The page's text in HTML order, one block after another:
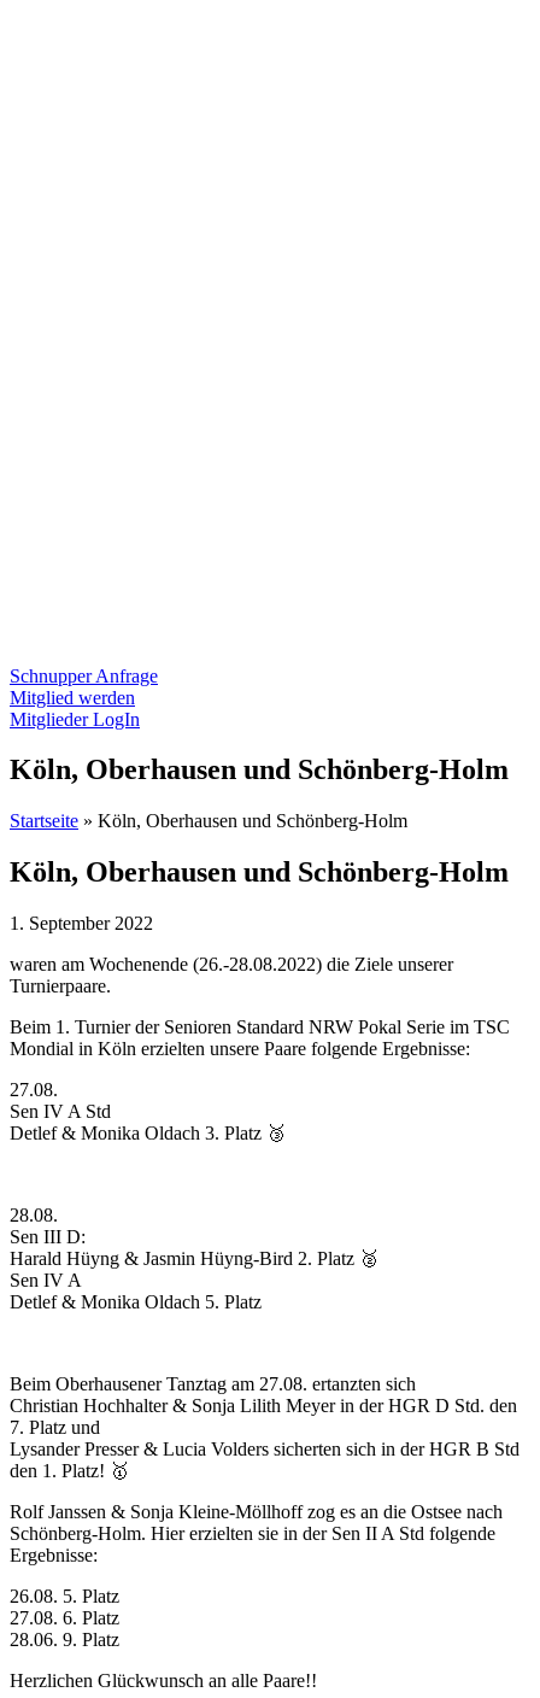
Schnupper Anfrage
Mitglied werden
Mitglieder LogIn
Köln, Oberhausen und Schönberg-Holm
Startseite » Köln, Oberhausen und Schönberg-Holm
Köln, Oberhausen und Schönberg-Holm
1. September 2022
waren am Wochenende (26.-28.08.2022) die Ziele unserer
Turnierpaare.
Beim 1. Turnier der Senioren Standard NRW Pokal Serie im TSC
Mondial in Köln erzielten unsere Paare folgende Ergebnisse:
27.08.
Sen IV A Std
Detlef & Monika Oldach 3. Platz 🥉
28.08.
Sen III D:
Harald Hüyng & Jasmin Hüyng-Bird 2. Platz 🥈
Sen IV A
Detlef & Monika Oldach 5. Platz
Beim Oberhausener Tanztag am 27.08. ertanzten sich
Christian Hochhalter & Sonja Lilith Meyer in der HGR D Std. den
7. Platz und
Lysander Presser & Lucia Volders sicherten sich in der HGR B Std
den 1. Platz! 🥇
Rolf Janssen & Sonja Kleine-Möllhoff zog es an die Ostsee nach
Schönberg-Holm. Hier erzielten sie in der Sen II A Std folgende
Ergebnisse:
26.08. 5. Platz
27.08. 6. Platz
28.06. 9. Platz
Herzlichen Glückwunsch an alle Paare!!